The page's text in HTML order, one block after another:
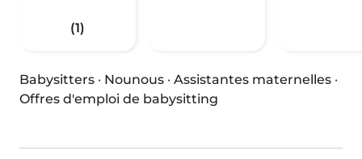
(1)
Babysitters · Nounous · Assistantes maternelles ·
Offres d'emploi de babysitting